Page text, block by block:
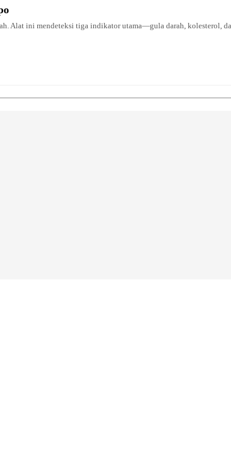
Alat ini mendeteksi tiga indikator utama—gula darah, kolesterol,